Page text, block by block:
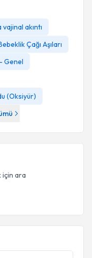
akıntı
Çağı Aşıları
Genel
(Oksiyür)
için ara